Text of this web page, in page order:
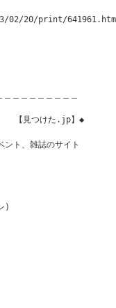
20/print/
【見つけた.jp】◆
ト、雑誌のサイト
)